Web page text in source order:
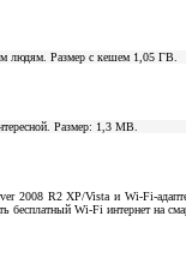
людям. Размер с кешем 1,05 ГВ.
Размер: 1,3 МВ.
2008 R2 XP/Vista и Wi-Fi-
Wi-Fi интернет на